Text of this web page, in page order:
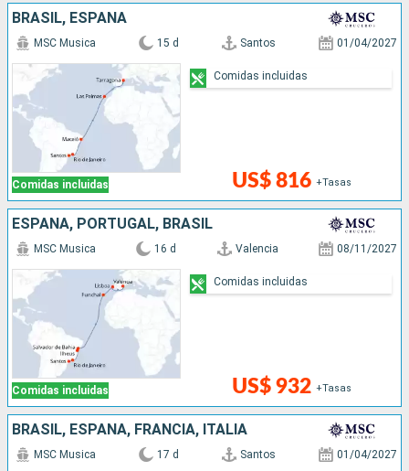
BRASIL, ESPAÑA
Comidas incluidas
MSC Musica 15 d Santos 01/04/2027
US$ 816 +Tasas
Comidas incluidas
ESPAÑA, PORTUGAL, BRASIL
Comidas incluidas
MSC Musica 16 d Valencia 08/11/2027
US$ 932 +Tasas
Comidas incluidas
BRASIL, ESPAÑA, FRANCIA, ITALIA
MSC Musica 17 d Santos 01/04/2027